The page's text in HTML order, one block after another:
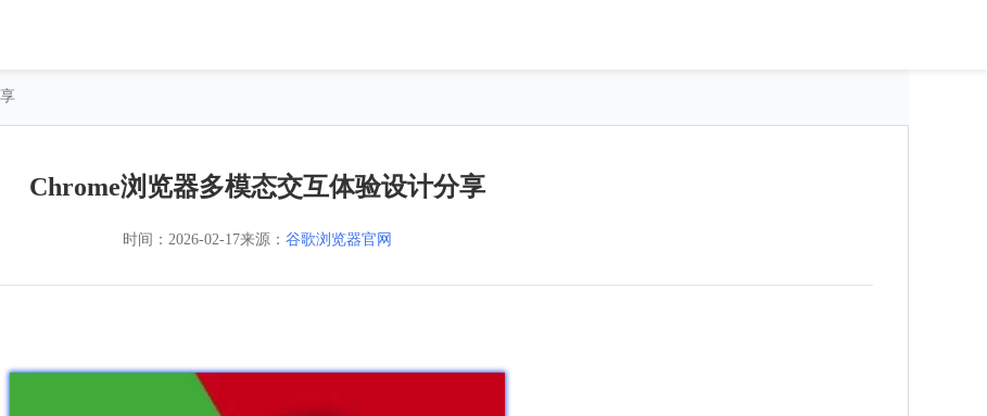
Chrome浏览器多模态交互体验设计分享
时间： 2026-02-17来源： 谷歌浏览器官网